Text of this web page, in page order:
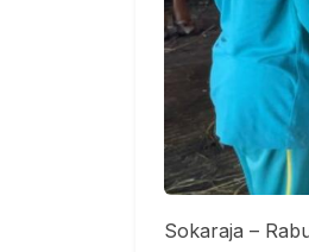
Sokaraja –